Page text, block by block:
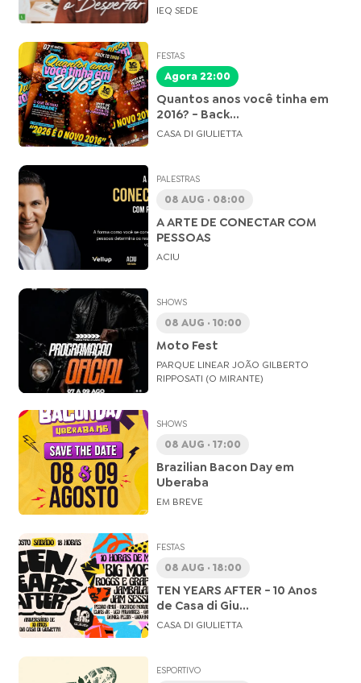
IEQ SEDE
FESTAS
Agora 22:00
Quantos anos você tinha em
2016? - Back...
CASA DI GIULIETTA
PALESTRAS
08 AUG · 08:00
A ARTE DE CONECTAR COM
PESSOAS
ACIU
SHOWS
08 AUG · 10:00
Moto Fest
PARQUE LINEAR JOÃO GILBERTO
RIPPOSATI (O MIRANTE)
SHOWS
08 AUG · 17:00
Brazilian Bacon Day em
Uberaba
EM BREVE
FESTAS
08 AUG · 18:00
TEN YEARS AFTER - 10 Anos
de Casa di Giu...
CASA DI GIULIETTA
ESPORTIVO